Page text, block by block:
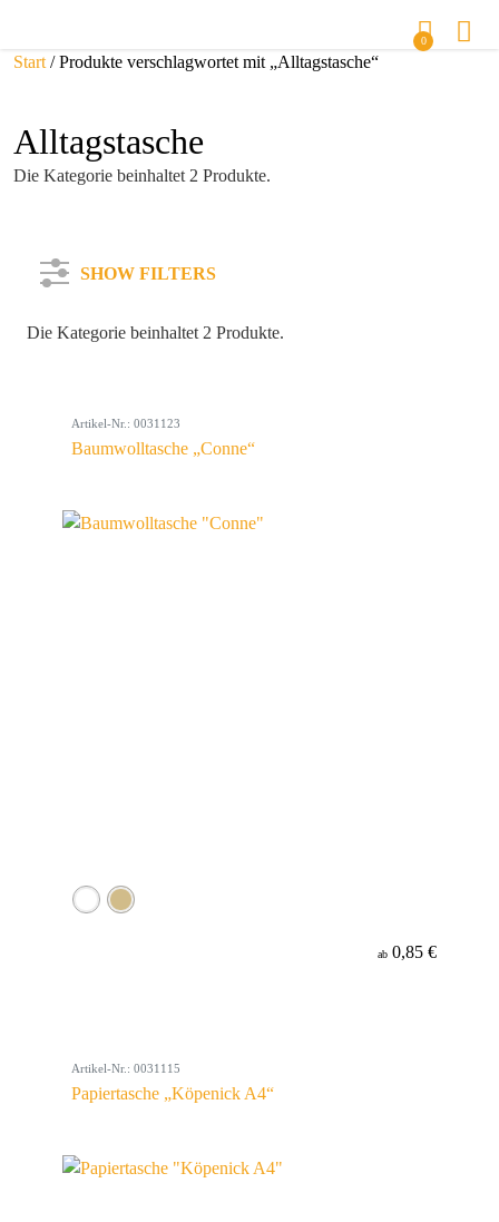
0
Start / Produkte verschlagwortet mit „Alltagstasche“
Alltagstasche
Die Kategorie beinhaltet 2 Produkte.
SHOW FILTERS
Farbe
Die Kategorie beinhaltet 2 Produkte.
Artikel-Nr.: 0031123
Baumwolltasche „Conne“
ab 0,85 €
Artikel-Nr.: 0031115
Papiertasche „Köpenick A4“